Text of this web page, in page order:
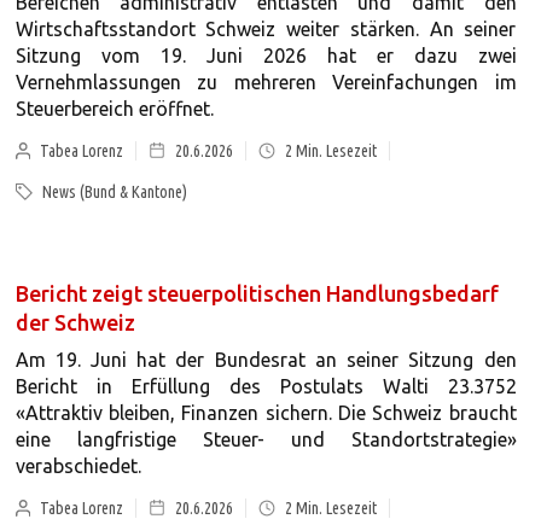
Wirtschaftsstandort Schweiz weiter stärken. An seiner
Sitzung vom 19. Juni 2026 hat er dazu zwei
Vernehmlassungen zu mehreren Vereinfachungen im
Steuerbereich eröffnet.
Tabea Lorenz 20.6.2026 2 Min. Lesezeit
News (Bund & Kantone)
Bericht zeigt steuerpolitischen Handlungsbedarf
der Schweiz
Am 19. Juni hat der Bundesrat an seiner Sitzung den
Bericht in Erfüllung des Postulats Walti 23.3752
«Attraktiv bleiben, Finanzen sichern. Die Schweiz braucht
eine langfristige Steuer- und Standortstrategie»
verabschiedet.
Tabea Lorenz 20.6.2026 2 Min. Lesezeit